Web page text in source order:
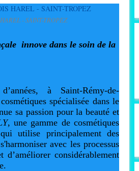
- SAINT-TROPEZ
innove dans le soin de la
à Saint-Rémy-de-
spécialisée dans le
sa passion pour la beauté et
, une gamme de cosmétiques
utilise principalement des
avec les processus
considérablement